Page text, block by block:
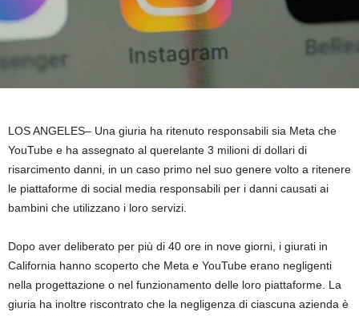
LOS ANGELES– Una giuria ha ritenuto responsabili sia Meta che
YouTube e ha assegnato al querelante 3 milioni di dollari di
risarcimento danni, in un caso primo nel suo genere volto a ritenere
le piattaforme di social media responsabili per i danni causati ai
bambini che utilizzano i loro servizi.
Dopo aver deliberato per più di 40 ore in nove giorni, i giurati in
California hanno scoperto che Meta e YouTube erano negligenti
nella progettazione o nel funzionamento delle loro piattaforme. La
giuria ha inoltre riscontrato che la negligenza di ciascuna azienda è